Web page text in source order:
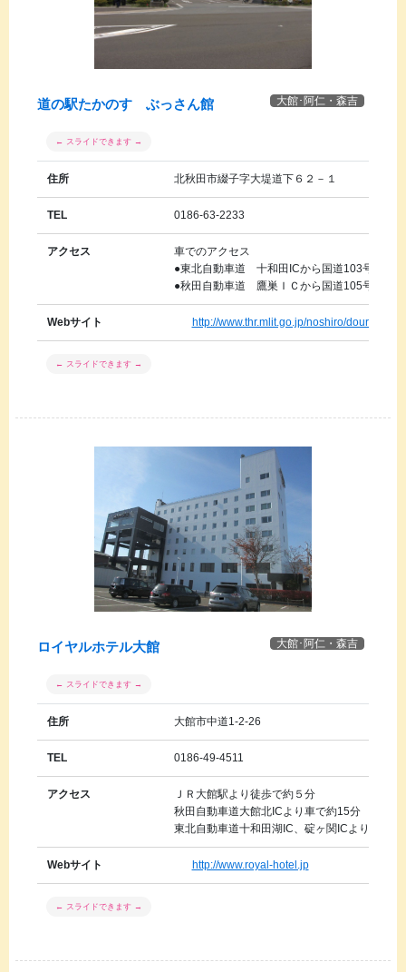
大館･阿仁・森吉
道の駅たかのす ぶっさん館
住所 北秋田市綴子字大堤道下６２－１
TEL 0186-63-2233
アクセス
車でのアクセス
●東北自動車道 十和田ICから国道103号経由
●秋田自動車道 鷹巣ＩＣから国道105号線を
Webサイト http://www.thr.mlit.go.jp/noshiro/douro/
大館･阿仁・森吉
ロイヤルホテル大館
住所 大館市中道1-2-26
TEL 0186-49-4511
アクセス
ＪＲ大館駅より徒歩で約５分
秋田自動車道大館北ICより車で約15分
東北自動車道十和田湖IC、碇ヶ関ICより車で約
Webサイト http://www.royal-hotel.jp